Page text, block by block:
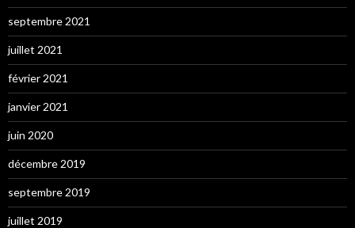
septembre 2021
juillet 2021
février 2021
janvier 2021
juin 2020
décembre 2019
septembre 2019
juillet 2019